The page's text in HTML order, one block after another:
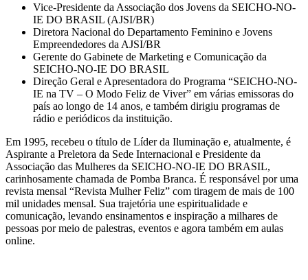
Vice-Presidente da Associação dos Jovens da SEICHO-NO-
IE DO BRASIL (AJSI/BR)
Diretora Nacional do Departamento Feminino e Jovens
Empreendedores da AJSI/BR
Gerente do Gabinete de Marketing e Comunicação da
SEICHO-NO-IE DO BRASIL
Direção Geral e Apresentadora do Programa “SEICHO-NO-
IE na TV – O Modo Feliz de Viver” em várias emissoras do
país ao longo de 14 anos, e também dirigiu programas de
rádio e periódicos da instituição.
Em 1995, recebeu o título de Líder da Iluminação e, atualmente, é
Aspirante a Preletora da Sede Internacional e Presidente da
Associação das Mulheres da SEICHO-NO-IE DO BRASIL,
carinhosamente chamada de Pomba Branca. É responsável por uma
revista mensal “Revista Mulher Feliz” com tiragem de mais de 100
mil unidades mensal. Sua trajetória une espiritualidade e
comunicação, levando ensinamentos e inspiração a milhares de
pessoas por meio de palestras, eventos e agora também em aulas
online.